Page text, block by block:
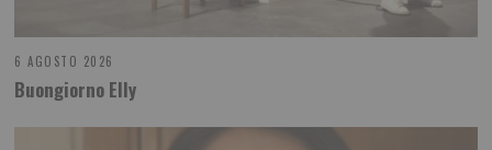
6 AGOSTO 2026
Buongiorno Elly